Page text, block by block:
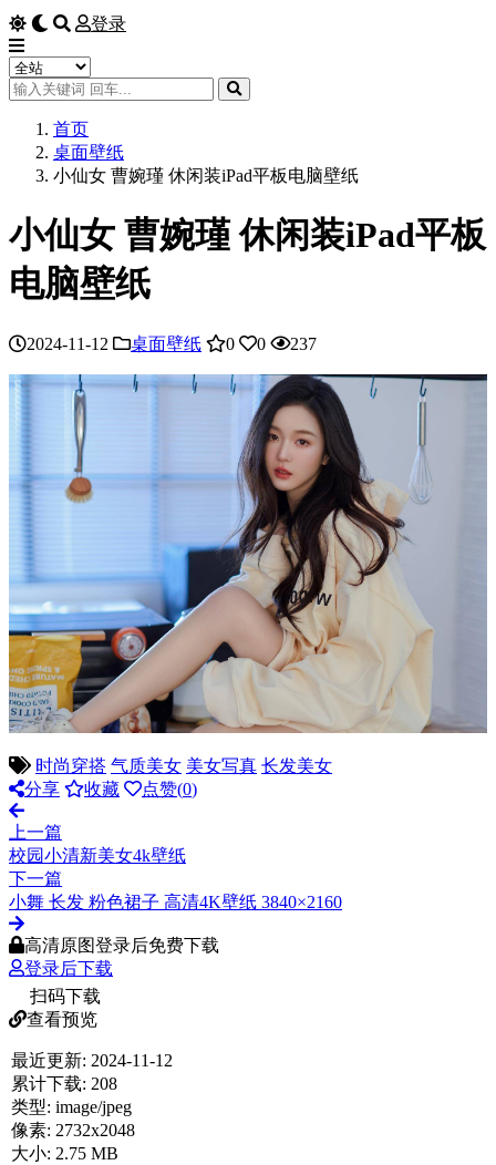
登录
首页
桌面壁纸
小仙女 曹婉瑾 休闲装iPad平板电脑壁纸
小仙女 曹婉瑾 休闲装iPad平板
电脑壁纸
2024-11-12 桌面壁纸 0 0 237
时尚穿搭 气质美女 美女写真 长发美女
分享
收藏 点赞(0)
上一篇
校园小清新美女4k壁纸
下一篇
小舞 长发 粉色裙子 高清4K壁纸 3840×2160
高清原图登录后免费下载
登录后下载
扫码下载
查看预览
最近更新: 2024-11-12
累计下载: 208
类型: image/jpeg
像素: 2732x2048
大小: 2.75 MB